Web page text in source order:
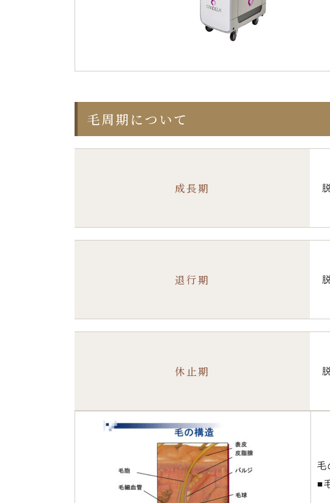
毛周期について
成長期
退行期
休止期
毛
■